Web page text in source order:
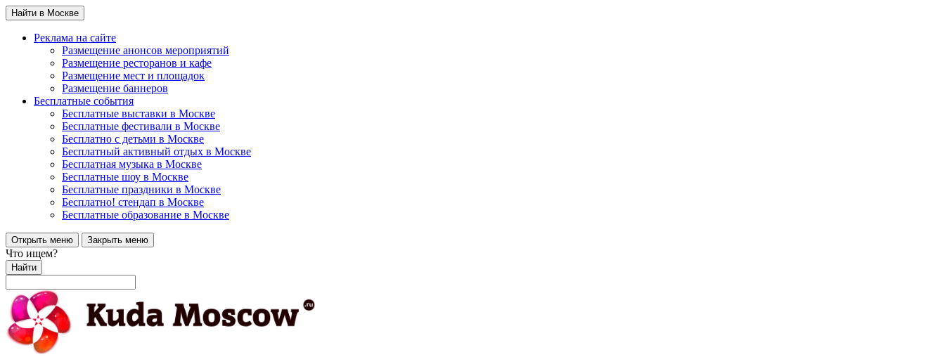
Найти в Москве
Реклама на сайте
Размещение анонсов мероприятий
Размещение ресторанов и кафе
Размещение мест и площадок
Размещение баннеров
Бесплатные события
Бесплатные выставки в Москве
Бесплатные фестивали в Москве
Бесплатно с детьми в Москве
Бесплатный активный отдых в Москве
Бесплатная музыка в Москве
Бесплатные шоу в Москве
Бесплатные праздники в Москве
Бесплатно! стендап в Москве
Бесплатные образование в Москве
Открыть меню Закрыть меню
Что ищем?
Найти